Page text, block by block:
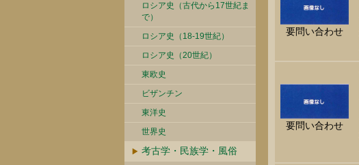
ロシア史（古代から17世紀ま
で）
ロシア史（18-19世紀）
ロシア史（20世紀）
東欧史
ビザンチン
東洋史
世界史
考古学・民族学・風俗
要問い合わせ
要問い合わせ